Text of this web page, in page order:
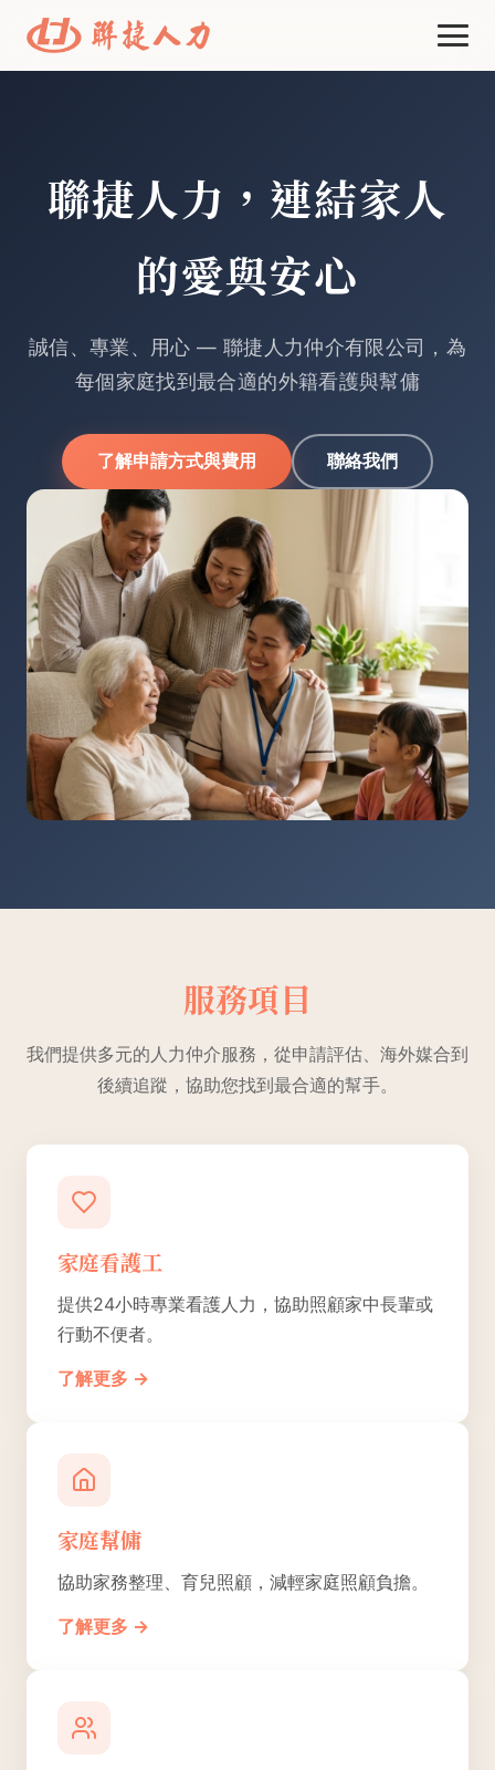
線上選工
聯捷人力，連結家人
的愛與安心
誠信、專業、用心 — 聯捷人力仲介有限公司，為
每個家庭找到最合適的外籍看護與幫傭
了解申請方式與費用 聯絡我們
服務項目
我們提供多元的人力仲介服務，從申請評估、海外媒合到
後續追蹤，協助您找到最合適的幫手。
家庭看護工
提供24小時專業看護人力，協助照顧家中長輩或
行動不便者。
了解更多 →
家庭幫傭
協助家務整理、育兒照顧，減輕家庭照顧負擔。
了解更多 →